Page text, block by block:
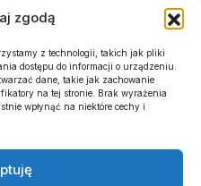
zgodą
z technologii, takich jak pliki
dostępu do informacji o urządzeniu.
dane, takie jak zachowanie
na tej stronie. Brak wyrażenia
wpłynąć na niektóre cechy i
Śląsk Wrocław – Raków